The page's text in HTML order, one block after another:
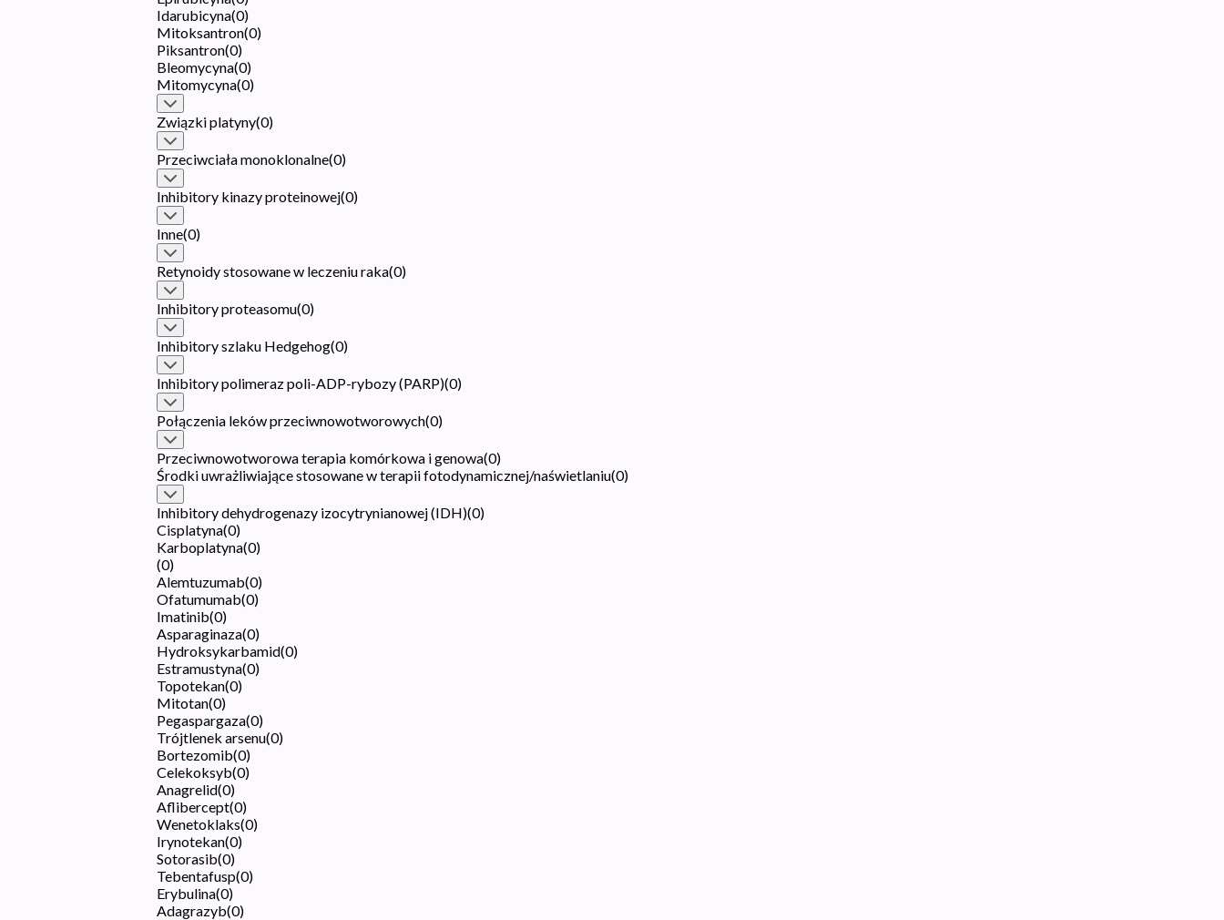
Idarubicyna(0)
Mitoksantron(0)
Piksantron(0)
Bleomycyna(0)
Mitomycyna(0)
Związki platyny(0)
Przeciwciała monoklonalne(0)
Inhibitory kinazy proteinowej(0)
Inne(0)
Retynoidy stosowane w leczeniu raka(0)
Inhibitory proteasomu(0)
Inhibitory szlaku Hedgehog(0)
Inhibitory polimeraz poli-ADP-rybozy (PARP)(0)
Połączenia leków przeciwnowotworowych(0)
Przeciwnowotworowa terapia komórkowa i genowa(0)
Środki uwrażliwiające stosowane w terapii fotodynamicznej/naświetlaniu(0)
Inhibitory dehydrogenazy izocytrynianowej (IDH)(0)
Cisplatyna(0)
Karboplatyna(0)
(0)
Alemtuzumab(0)
Ofatumumab(0)
Imatinib(0)
Asparaginaza(0)
Hydroksykarbamid(0)
Estramustyna(0)
Topotekan(0)
Mitotan(0)
Pegaspargaza(0)
Trójtlenek arsenu(0)
Bortezomib(0)
Celekoksyb(0)
Anagrelid(0)
Aflibercept(0)
Wenetoklaks(0)
Irynotekan(0)
Sotorasib(0)
Tebentafusp(0)
Erybulina(0)
Adagrazyb(0)